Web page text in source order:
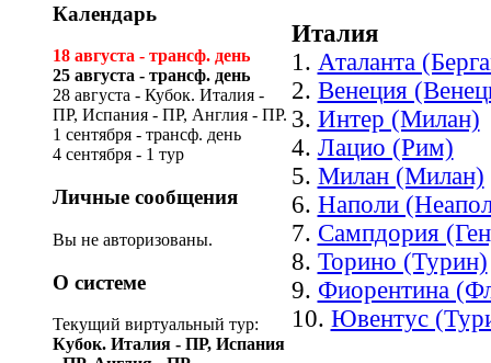
Календарь
18 августа - трансф. день
25 августа - трансф. день
28 августа - Кубок. Италия -
ПР, Испания - ПР, Англия - ПР.
1 сентября - трансф. день
4 сентября - 1 тур
Личные сообщения
Вы не авторизованы.
О системе
Текущий виртуальный тур:
Кубок. Италия - ПР, Испания
Италия
1. Аталанта
2. Венеция
3. Интер (Милан)
4. Лацио (Рим)
5. Милан (Милан)
6. Наполи
7. Сампдория
8. Торино (Турин)
9. Фиорентина
10. Ювентус